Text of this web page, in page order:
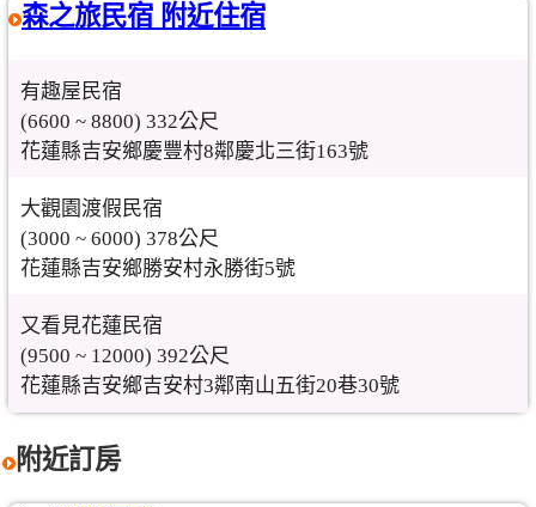
森之旅民宿 附近住宿
有趣屋民宿
(6600 ~ 8800) 332公尺
花蓮縣吉安鄉慶豐村8鄰慶北三街163號
大觀園渡假民宿
(3000 ~ 6000) 378公尺
花蓮縣吉安鄉勝安村永勝街5號
又看見花蓮民宿
(9500 ~ 12000) 392公尺
花蓮縣吉安鄉吉安村3鄰南山五街20巷30號
附近訂房